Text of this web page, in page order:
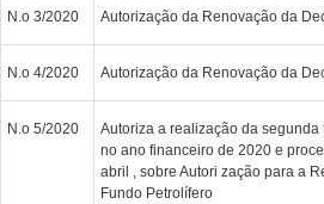
N.o 3/2020 Autorização da Renovação da
N.o 4/2020 Autorização da Renovação da
N.o 5/2020
Autoriza a realização da
no ano financeiro de 2020 e
abril , sobre Autori zação para a
Fundo Petrolífero